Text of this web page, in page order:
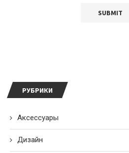
РУБРИКИ
Аксессуары
Дизайн